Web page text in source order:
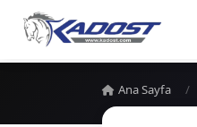
Ana Sayfa